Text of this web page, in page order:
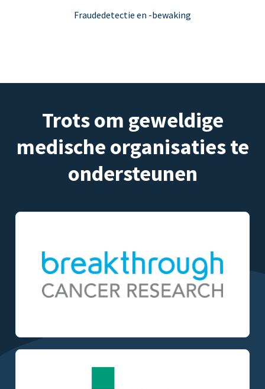
Fraudedetectie en -bewaking
Trots om geweldige
medische organisaties te
ondersteunen